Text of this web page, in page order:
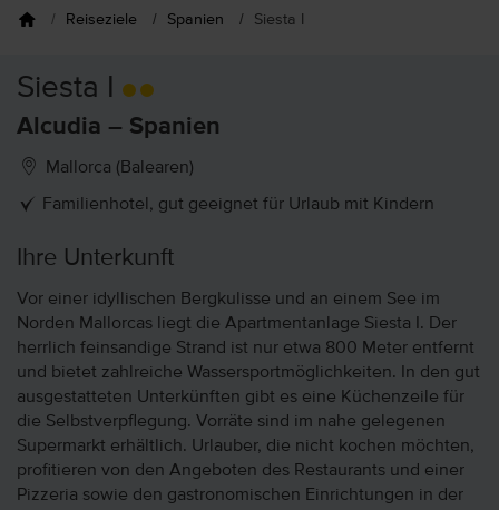
Reiseziele Spanien Siesta I
Siesta I
Alcudia – Spanien
Mallorca (Balearen)
Familienhotel, gut geeignet für Urlaub mit Kindern
Ihre Unterkunft
Vor einer idyllischen Bergkulisse und an einem See im
Norden Mallorcas liegt die Apartmentanlage Siesta I. Der
herrlich feinsandige Strand ist nur etwa 800 Meter entfernt
und bietet zahlreiche Wassersportmöglichkeiten. In den gut
ausgestatteten Unterkünften gibt es eine Küchenzeile für
die Selbstverpflegung. Vorräte sind im nahe gelegenen
Supermarkt erhältlich. Urlauber, die nicht kochen möchten,
profitieren von den Angeboten des Restaurants und einer
Pizzeria sowie den gastronomischen Einrichtungen in der